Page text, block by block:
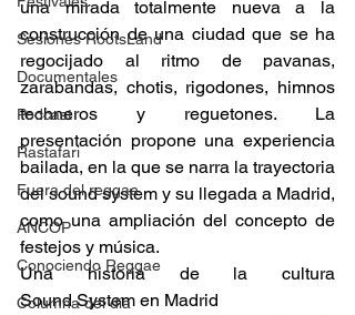
Sesiones RootsLand
Documentales
Podcast
Rastafari
Fuera del reggae
ANCOP
Conociendo Reggae
Columna del día
una mirada totalmente nueva a la
construcción de una ciudad que se ha
regocijado al ritmo de pavanas,
zarabandas, chotis, rigodones, himnos
techneros y reguetones. La
presentación propone una experiencia
bailada, en la que se narra la trayectoria
del sound system y su llegada a Madrid,
como una ampliación del concepto de
festejos y música.
Una historia de la cultura
Sound System en Madrid